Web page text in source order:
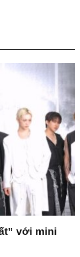
với mini